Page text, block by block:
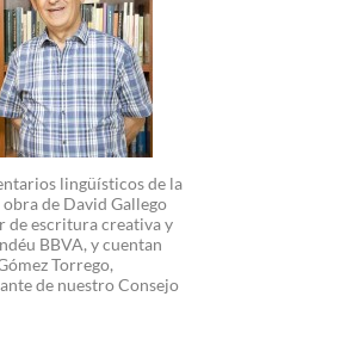
lingüísticos de la
de David Gallego
de escritura creativa y
BBVA, y cuentan
Torrego,
de nuestro Consejo